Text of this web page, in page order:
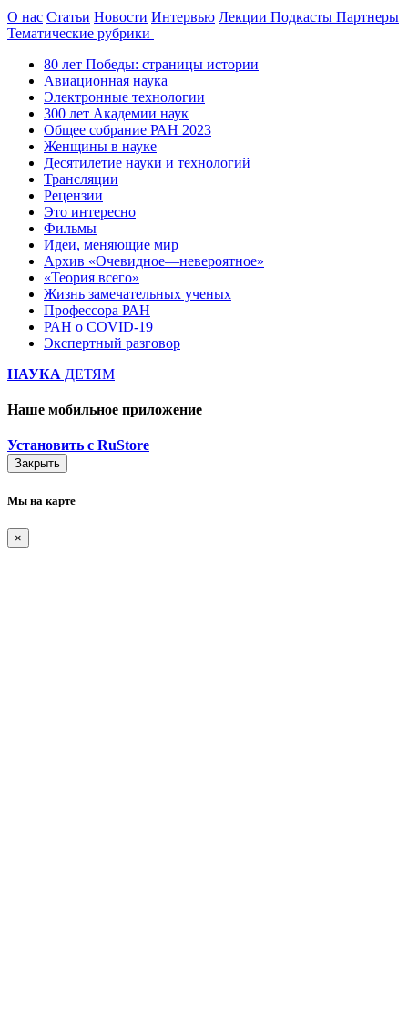
О нас Статьи Новости Интервью Лекции Подкасты Партнеры
Тематические рубрики
80 лет Победы: страницы истории
Авиационная наука
Электронные технологии
300 лет Академии наук
Общее собрание РАН 2023
Женщины в науке
Десятилетие науки и технологий
Трансляции
Рецензии
Это интересно
Фильмы
Идеи, меняющие мир
Архив «Очевидное—невероятное»
«Теория всего»
Жизнь замечательных ученых
Профессора РАН
РАН о COVID-19
Экспертный разговор
НАУКА ДЕТЯМ
Наше мобильное приложение
Установить с RuStore
Закрыть
Мы на карте
×